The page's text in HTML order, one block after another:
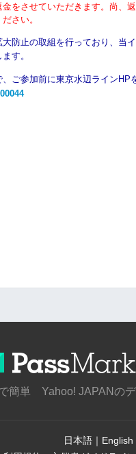
をさせていただきます。尚、
さい。
防止の取組を行っており、当イ
す。
ご参加前に東京水辺ラインHP
簡単 Yahoo! JAPANのデ
日本語 ｜ English